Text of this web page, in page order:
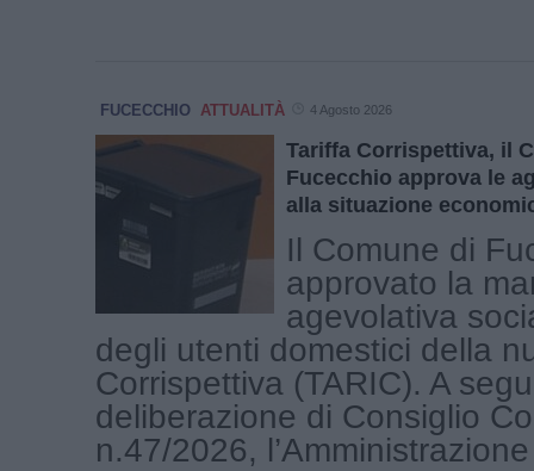
FUCECCHIO ATTUALITÀ 4 Agosto 2026
Tariffa Corrispettiva, il
Fucecchio approva le
alla situazione
Il Comune di
approvato la
agevolativa
degli utenti domestici della
Corrispettiva (TARIC). A
deliberazione di Consiglio
n.47/2026,